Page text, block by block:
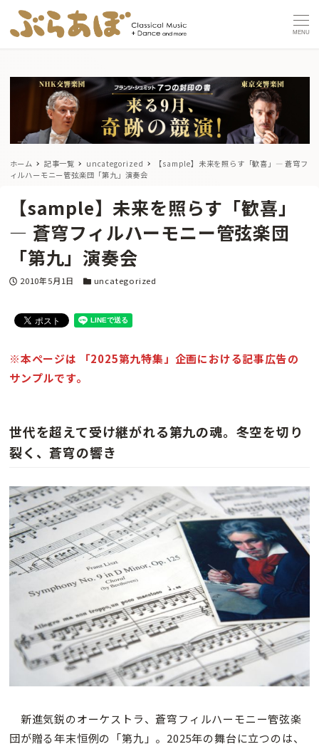
MENU
ホーム 記事一覧 uncategorized
【sample】未来を照らす「歓喜」― 蒼穹フ
ィルハーモニー管弦楽団「第九」演奏会
【sample】未来を照らす「歓喜」
― 蒼穹フィルハーモニー管弦楽団
「第九」演奏会
投稿日
2010年5月1日 カテゴリー
uncategorized
※本ページは 「2025第九特集」企画における記事広告の
サンプルです。
世代を超えて受け継がれる第九の魂。冬空を切り
裂く、蒼穹の響き
新進気鋭のオーケストラ、蒼穹フィルハーモニー管弦楽
団が贈る年末恒例の「第九」。2025年の舞台に立つのは、